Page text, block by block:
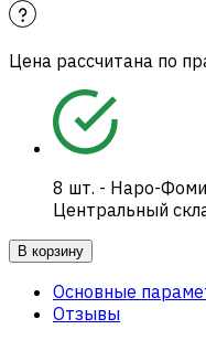
Цена рассчитана по
8 шт. - Наро-
Центральный
В корзину
Основные
Отзывы